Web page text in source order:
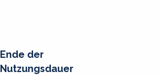
Ende der
Nutzungsdauer